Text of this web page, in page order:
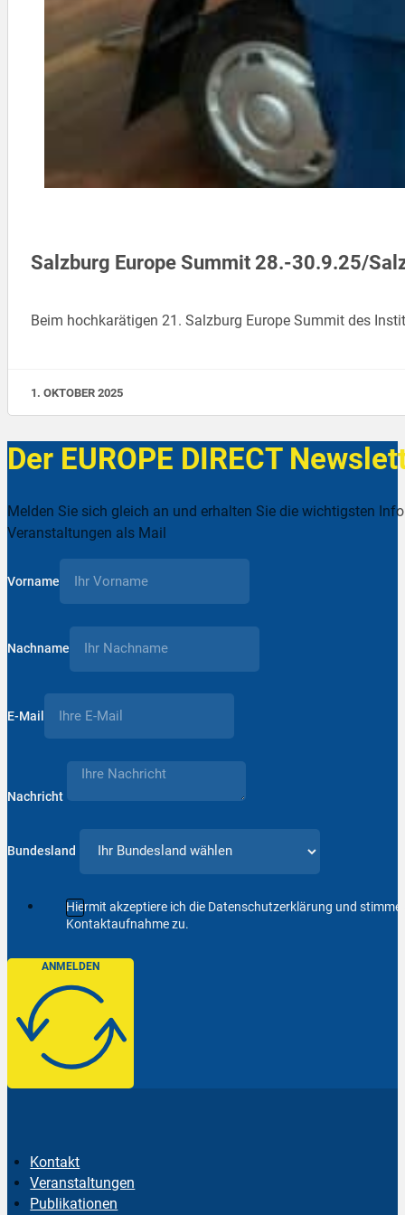
Salzburg Europe Summit 28.-30.9.25/
Beim hochkarätigen 21. Salzburg Europe Summit des
1. OKTOBER 2025
Der EUROPE DIRECT
Melden Sie sich gleich an und erhalten Sie die wichtigsten
Veranstaltungen als Mail
Vorname
Nachname
E-Mail
Nachricht
Bundesland
Hiermit akzeptiere ich die Datenschutzerklärung und
Kontaktaufnahme zu.
ANMELDEN
Kontakt
Veranstaltungen
Publikationen